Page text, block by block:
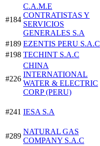
#184
C.A.M.E
CONTRATISTAS Y
SERVICIOS
GENERALES S.A
#189 EZENTIS PERU S.A.C
#198 TECHINT S.A.C
#226
CHINA
INTERNATIONAL
WATER & ELECTRIC
CORP (PERU)
#241 IESA S.A
#289
NATURAL GAS
COMPANY S.A.C